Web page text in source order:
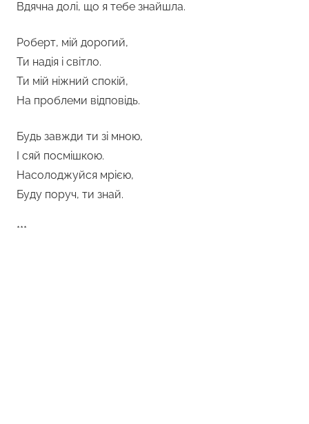
Вдячна долі, що я тебе знайшла.
Роберт, мій дорогий,
Ти надія і світло.
Ти мій ніжний спокій,
На проблеми відповідь.
Будь завжди ти зі мною,
І сяй посмішкою.
Насолоджуйся мрією,
Буду поруч, ти знай.
***